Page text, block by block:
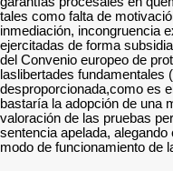
tales como falta de
inmediación, incongruencia
ejercitadas de forma
del Convenio europeo de
laslibertades fundamentales
desproporcionada,como es
bastaría la adopción de una
valoración de las pruebas
sentencia apelada,
modo de funcionamiento de